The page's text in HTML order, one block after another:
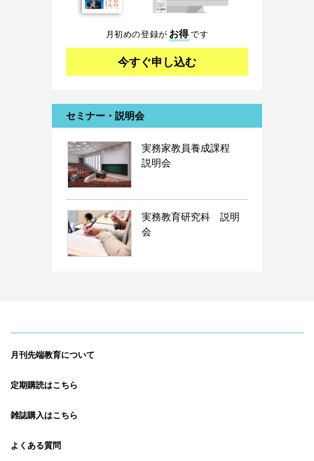
月初めの登録が お得です
今すぐ申し込む
セミナー・説明会
実務家教員養成課程
説明会
実務教育研究科 説明
会
月刊先端教育について
定期購読はこちら
雑誌購入はこちら
よくある質問